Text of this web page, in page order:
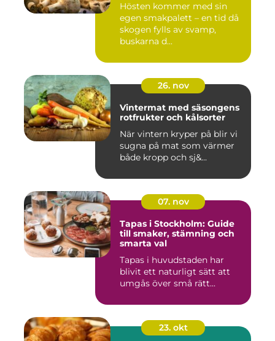
Hösten kommer med sin
egen smakpalett – en tid då
skogen fylls av svamp,
buskarna d...
26. nov
Vintermat med säsongens
rotfrukter och kålsorter
När vintern kryper på blir vi
sugna på mat som värmer
både kropp och sj&...
07. nov
Tapas i Stockholm: Guide
till smaker, stämning och
smarta val
Tapas i huvudstaden har
blivit ett naturligt sätt att
umgås över små rätt...
23. okt